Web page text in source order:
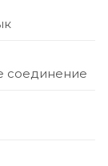
соединение